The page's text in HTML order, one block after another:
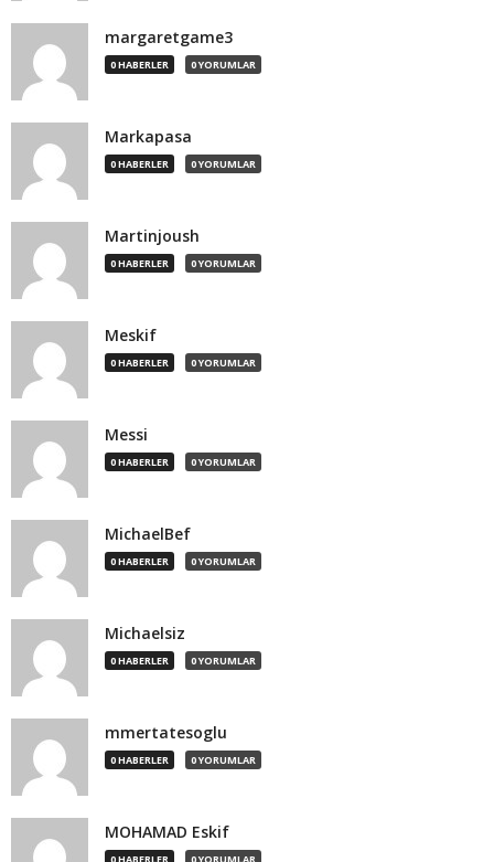
margaretgame3
0 HABERLER 0 YORUMLAR
Markapasa
0 HABERLER 0 YORUMLAR
Martinjoush
0 HABERLER 0 YORUMLAR
Meskif
0 HABERLER 0 YORUMLAR
Messi
0 HABERLER 0 YORUMLAR
MichaelBef
0 HABERLER 0 YORUMLAR
Michaelsiz
0 HABERLER 0 YORUMLAR
mmertatesoglu
0 HABERLER 0 YORUMLAR
MOHAMAD Eskif